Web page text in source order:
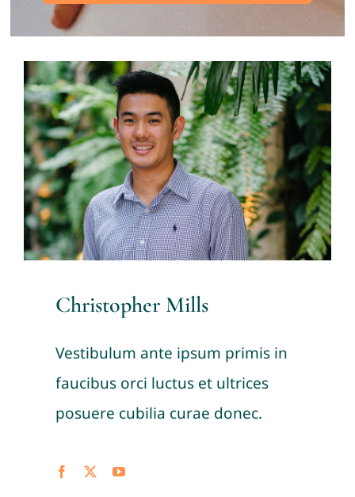
Christopher Mills
Vestibulum ante ipsum primis in
faucibus orci luctus et ultrices
posuere cubilia curae donec.